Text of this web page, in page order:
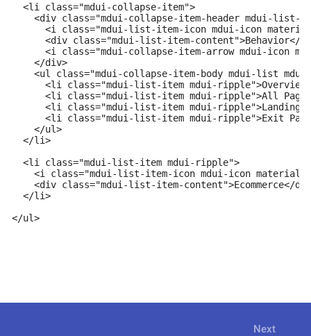
  <li class="mdui-collapse-item">
<div class="mdui-collapse-item-header mdui-list-
<i class="mdui-list-item-icon mdui-icon
<div class="mdui-list-item-content">Behavior</
<i class="mdui-collapse-item-arrow mdui-icon
    </div>
<ul class="mdui-collapse-item-body mdui-list
<li class="mdui-list-item mdui-
<li class="mdui-list-item mdui-ripple">All
<li class="mdui-list-item mdui-ripple">Landing
<li class="mdui-list-item mdui-ripple">Exit
    </ul>
  </li>
  <li class="mdui-list-item mdui-ripple">
<i class="mdui-list-item-icon mdui-icon material-
<div class="mdui-list-item-content">Ecommerce</
  </li>
</ul>
Next